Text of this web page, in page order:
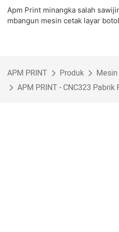
Apm Print minangka salah
mbangun mesin cetak layar
APM PRINT Produk
APM PRINT - CNC323